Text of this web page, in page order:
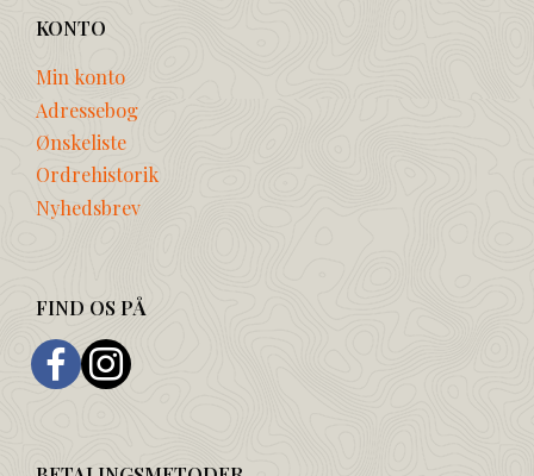
KONTO
Min konto
Adressebog
Ønskeliste
Ordrehistorik
Nyhedsbrev
FIND OS PÅ